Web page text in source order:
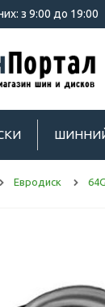
з 9:00 до 19:00
Евродиск